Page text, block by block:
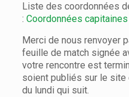
Liste des coordonnées
:Coordonnées capitaines
Merci de nous renvoyer
feuille de match signée
votre rencontre est
soient publiés sur le site
du lundi qui suit.